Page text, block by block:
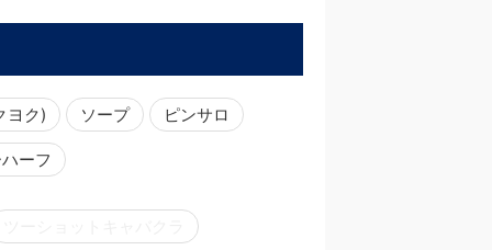
ヨク) ソープ ピンサロ
ーフ